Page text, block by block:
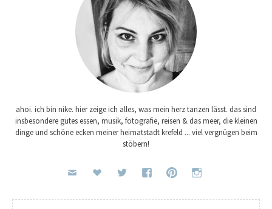
ahoi. ich bin nike. hier zeige ich alles, was mein herz tanzen lässt. das sind
insbesondere gutes essen, musik, fotografie, reisen & das meer, die kleinen
dinge und schöne ecken meiner heimatstadt krefeld ... viel vergnügen beim
stöbern!